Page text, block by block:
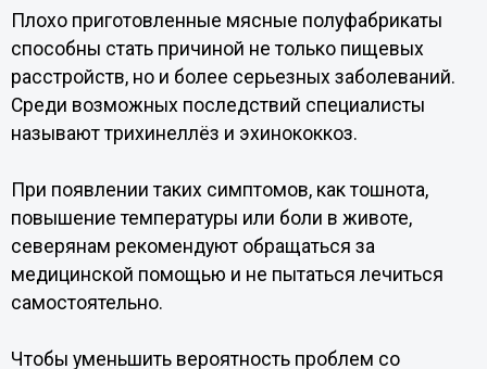
Плохо приготовленные мясные полуфабрикаты
способны стать причиной не только пищевых
расстройств, но и более серьезных заболеваний.
Среди возможных последствий специалисты
называют трихинеллёз и эхинококкоз.
При появлении таких симптомов, как тошнота,
повышение температуры или боли в животе,
северянам рекомендуют обращаться за
медицинской помощью и не пытаться лечиться
самостоятельно.
Чтобы уменьшить вероятность проблем со